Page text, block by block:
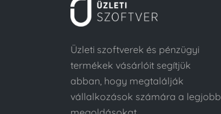
Üzleti szoftverek és pénzügyi
termékek vásárlóit segítjük
abban, hogy megtalálják
vállalkozások számára a legjobb